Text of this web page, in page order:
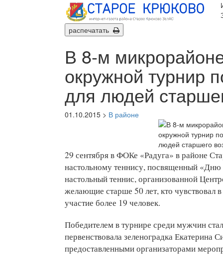
распечатать
В 8-м
окружной турнир
для людей
01.10.2015 > В районе
29 сентября в ФОКе «Радуга» в районе
настольному теннису, посвященный «Дню
настольный теннис, организованной
желающие старше 50 лет, кто чувствовал
участие более 19 человек.
Победителем в турнире среди мужчин
первенствовала зеленоградка
предоставленными организаторами